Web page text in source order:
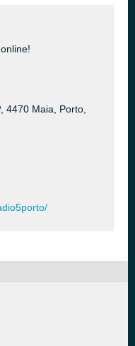
4470 Maia, Porto,